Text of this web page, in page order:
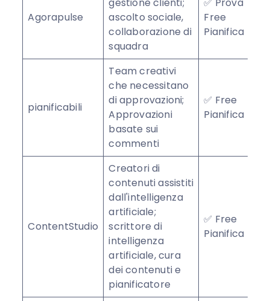
Agorapulse
ascolto sociale,
collaborazione di
squadra
Free
Pianifica
pianificabili
Team creativi
che necessitano
di approvazioni;
Approvazioni
basate sui
commenti
✅ Free
Pianifica
ContentStudio
Creatori di
contenuti assistiti
dall'intelligenza
artificiale;
scrittore di
intelligenza
artificiale, cura
dei contenuti e
pianificatore
✅ Free
Pianifica